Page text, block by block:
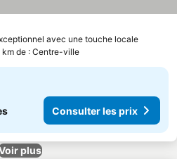
avec une touche locale
km de : Centre-ville
Consulter les prix
plus